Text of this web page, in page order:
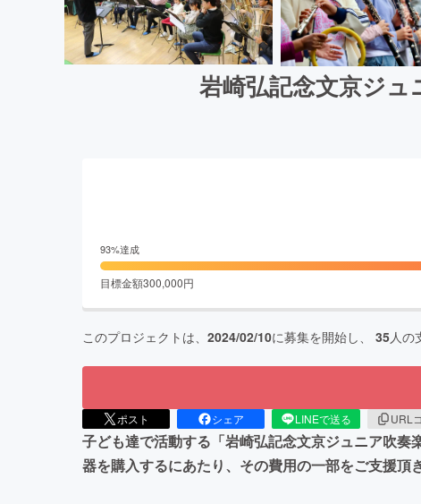
岩崎弘記念文京ジ
93%達成
目標金額300,000円
このプロジェクトは、 2024/02/10に募集を開始し、 35人の
ポスト シェア LINEで送る URL
子ども達で活動する「岩崎弘記念文京ジュニア吹
器を購入するにあたり、その費用の一部をご支援頂